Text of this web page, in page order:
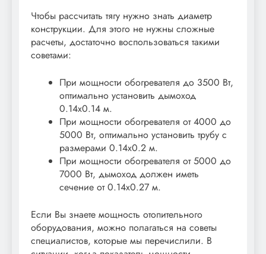
Чтобы рассчитать тягу нужно знать диаметр
конструкции. Для этого не нужны сложные
расчеты, достаточно воспользоваться такими
советами:
При мощности обогревателя до 3500 Вт,
оптимально установить дымоход
0.14х0.14 м.
При мощности обогревателя от 4000 до
5000 Вт, оптимально установить трубу с
размерами 0.14х0.2 м.
При мощности обогревателя от 5000 до
7000 Вт, дымоход должен иметь
сечение от 0.14х0.27 м.
Если Вы знаете мощность отопительного
оборудования, можно полагаться на советы
специалистов, которые мы перечислили. В